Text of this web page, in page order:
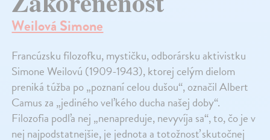
Weilová Simone
Francúzsku filozofku, mystičku, odborársku aktivistku
Simone Weilovú (1909-1943), ktorej celým dielom
preniká túžba po „poznaní celou dušou“, označil Albert
Camus za „jediného veľkého ducha našej doby“.
Filozofia podľa nej „nenapreduje, nevyvíja sa“, to, čo je v
nej najpodstatnejšie, je jednota a totožnosť skutočnej